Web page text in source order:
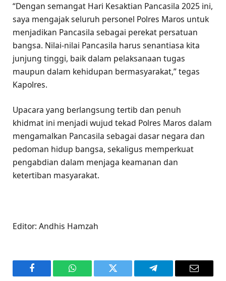
“Dengan semangat Hari Kesaktian Pancasila 2025 ini,
saya mengajak seluruh personel Polres Maros untuk
menjadikan Pancasila sebagai perekat persatuan
bangsa. Nilai-nilai Pancasila harus senantiasa kita
junjung tinggi, baik dalam pelaksanaan tugas
maupun dalam kehidupan bermasyarakat,” tegas
Kapolres.
Upacara yang berlangsung tertib dan penuh
khidmat ini menjadi wujud tekad Polres Maros dalam
mengamalkan Pancasila sebagai dasar negara dan
pedoman hidup bangsa, sekaligus memperkuat
pengabdian dalam menjaga keamanan dan
ketertiban masyarakat.
Editor: Andhis Hamzah
Facebook WhatsAppTwitter Telegram Email